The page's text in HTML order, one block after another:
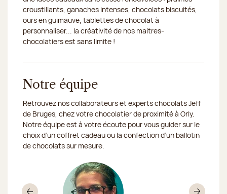
croustillants, ganaches intenses, chocolats biscuités,
ours en guimauve, tablettes de chocolat à
personnaliser... la créativité de nos maitres-
chocolatiers est sans limite !
Notre équipe
Retrouvez nos collaborateurs et experts chocolats Jeff
de Bruges, chez votre chocolatier de proximité à Orly.
Notre équipe est à votre écoute pour vous guider sur le
choix d’un coffret cadeau ou la confection d’un ballotin
de chocolats sur mesure.